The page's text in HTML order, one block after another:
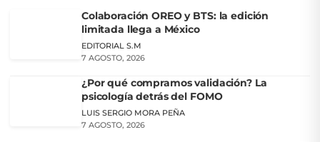
Colaboración OREO y BTS: la edición
limitada llega a México
EDITORIAL S.M
7 AGOSTO, 2026
¿Por qué compramos validación? La
psicología detrás del FOMO
LUIS SERGIO MORA PEÑA
7 AGOSTO, 2026